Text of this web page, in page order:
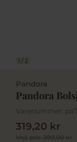
1 / 2
Pandora
Pandora
Varenummer:
Vejl. pris399,00 kr
319,20 kr